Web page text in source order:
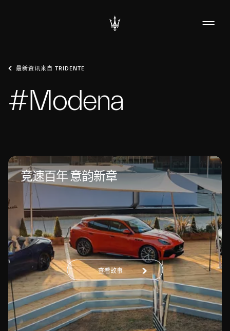
最新资讯来自 TRIDENTE
#Modena
竞速百年 意韵新章
查看故事